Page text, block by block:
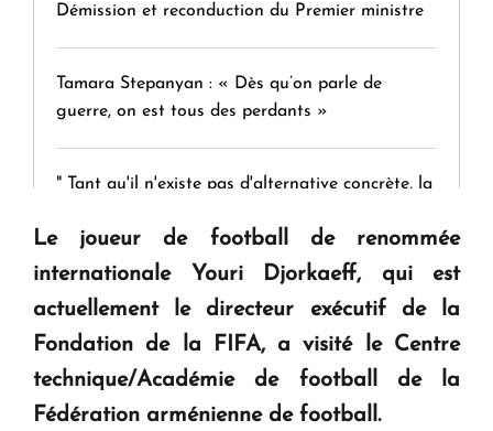
Démission et reconduction du Premier ministre
Tamara Stepanyan : « Dès qu’on parle de
guerre, on est tous des perdants »
" Tant qu'il n'existe pas d'alternative concrète, la
KASA : 30 ans d'audace, de résilience et d'avenir
en Arménie
Le premier hôtel Hyatt Regency d'Arménie
ouvrira ses portes à Dilijan
Le joueur de football de renommée
internationale Youri Djorkaeff, qui est
actuellement le directeur exécutif de la
Fondation de la FIFA, a visité le Centre
technique/Académie de football de la
Fédération arménienne de football.